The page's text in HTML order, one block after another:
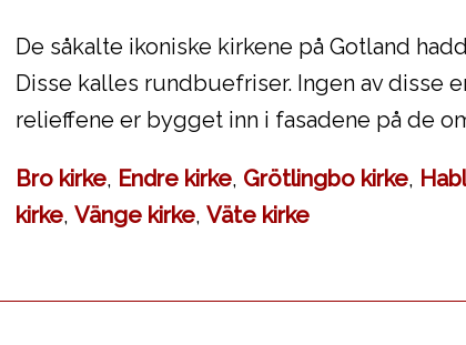
De såkalte ikoniske kirkene på Gotland
Disse kalles rundbuefriser. Ingen av
relieffene er bygget inn i fasadene på de
Bro kirke, Endre kirke, Grötlingbo kirke,
kirke, Vänge kirke, Väte kirke